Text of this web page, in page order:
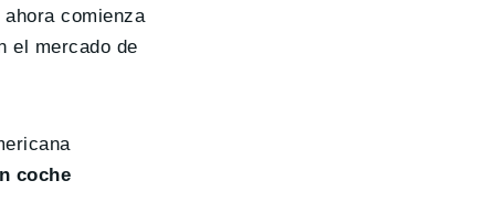
comienza
el mercado de
coche